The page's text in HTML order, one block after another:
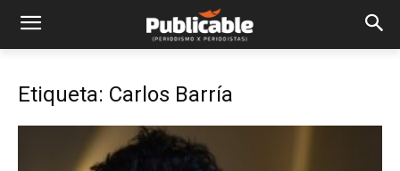
Etiqueta: Carlos Barría